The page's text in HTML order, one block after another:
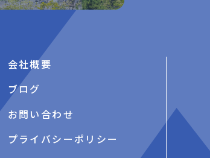
会社概要
ブログ
お問い合わせ
プライバシーポリシー